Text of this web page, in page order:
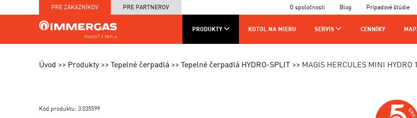
PRE ZÁKAZNÍKOV PRE PARTNEROV O spoločnosti Blog Prípadové štúdie
PRODUKTY KOTOL NA MIERU SERVIS CENNÍKY
MIERU
A TECHNIKOV
Úvod Produkty Tepelné čerpadlá Tepelné čerpadlá HYDRO-SPLIT MAGIS HERCULES MINI HYDRO
Kód produktu: 3.035599